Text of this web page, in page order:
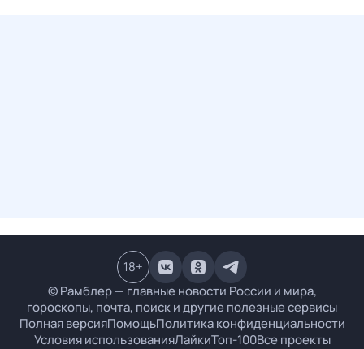
© Рамблер — главные новости России и мира,
гороскопы, почта, поиск и другие полезные сервисы
Полная версияПомощьПолитика конфиденциальности
Условия использованияЛайкиТоп-100Все проекты
18+